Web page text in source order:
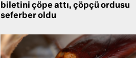
biletini çöpe attı, çöpçü ordusu
seferber oldu